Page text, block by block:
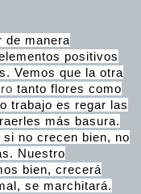
de manera
positivos
Vemos que la otra
tanto flores como
trabajo es regar las
más basura.
no crecen bien, no
Nuestro
bien, crecerá
se marchitará.